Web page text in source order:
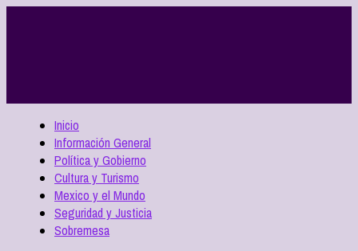
Inicio
Información General
Política y Gobierno
Cultura y Turismo
Mexico y el Mundo
Seguridad y Justicia
Sobremesa